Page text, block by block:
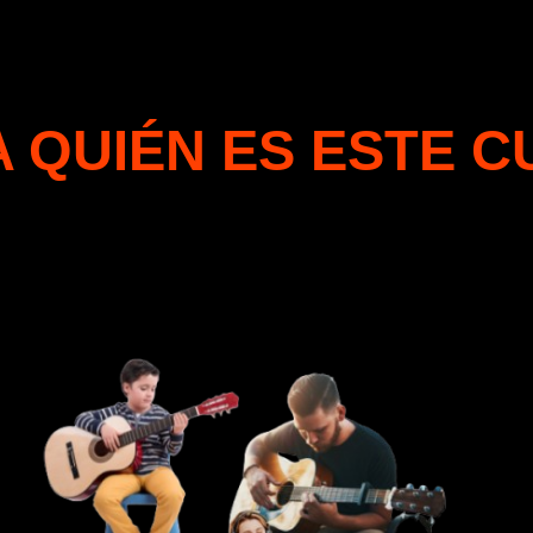
QUIÉN ES ESTE